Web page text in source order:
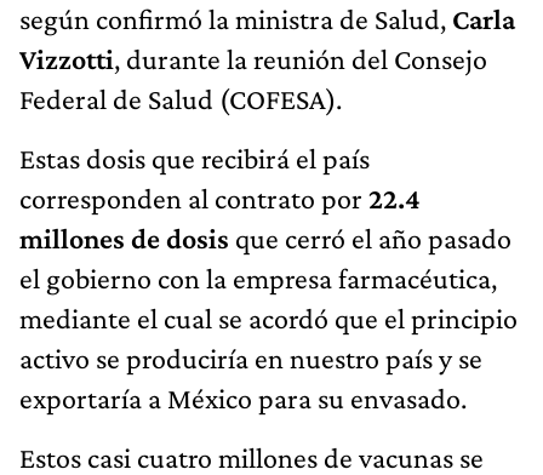
según confirmó la ministra de Salud, Carla
Vizzotti, durante la reunión del Consejo
Federal de Salud (COFESA).
Estas dosis que recibirá el país
corresponden al contrato por 22.4
millones de dosis que cerró el año pasado
el gobierno con la empresa farmacéutica,
mediante el cual se acordó que el principio
activo se produciría en nuestro país y se
exportaría a México para su envasado.
Estos casi cuatro millones de vacunas se